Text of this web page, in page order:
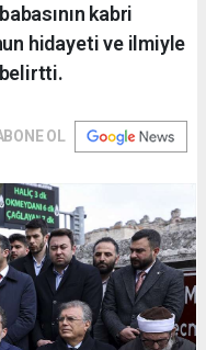
kabri
hidayeti ve ilmiyle
OL